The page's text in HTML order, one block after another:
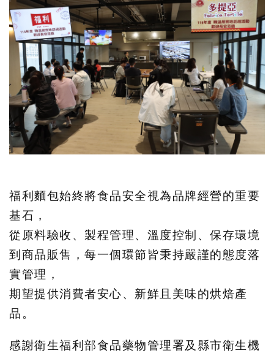
福利麵包始終將食品安全視為品牌經營的重要
基石，
從原料驗收、製程管理、溫度控制、保存環境
到商品販售，每一個環節皆秉持嚴謹的態度落
實管理，
期望提供消費者安心、新鮮且美味的烘焙產
品。
感謝衛生福利部食品藥物管理署及縣市衛生機